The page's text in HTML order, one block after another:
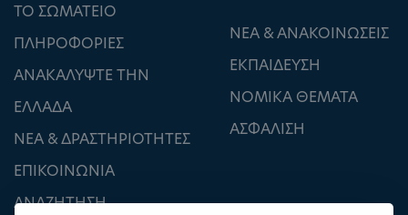
ΤΟ ΣΩΜΑΤΕΙΟ
ΠΛΗΡΟΦΟΡΙΕΣ
ΑΝΑΚΑΛΥΨΤΕ ΤΗΝ
ΕΛΛΑΔΑ
ΝΕΑ & ΔΡΑΣΤΗΡΙΟΤΗΤΕΣ
ΕΠΙΚΟΙΝΩΝΙΑ
ΑΝΑΖΗΤΗΣΗ
ΝΕΑ & ΑΝΑΚΟΙΝΩΣΕΙΣ
ΕΚΠΑΙΔΕΥΣΗ
ΝΟΜΙΚΑ ΘΕΜΑΤΑ
ΑΣΦΑΛΙΣΗ